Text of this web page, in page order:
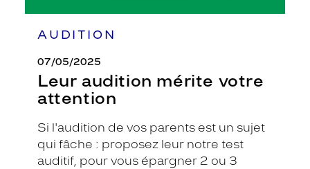
AUDITION
07/05/2025
Leur audition mérite votre
attention
Si l'audition de vos parents est un sujet
qui fâche : proposez leur notre test
auditif, pour vous épargner 2 ou 3